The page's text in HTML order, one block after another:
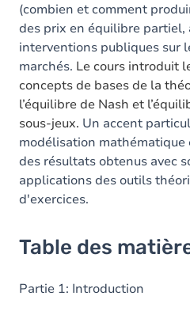
(combien et comment
des prix en équilibre partiel,
interventions publiques sur
marchés. Le cours introduit
concepts de bases de la
l’équilibre de Nash et
sous-jeux. Un accent
modélisation
des résultats obtenus avec
applications des outils
d'exercices.
Table des
Partie 1: Introduction